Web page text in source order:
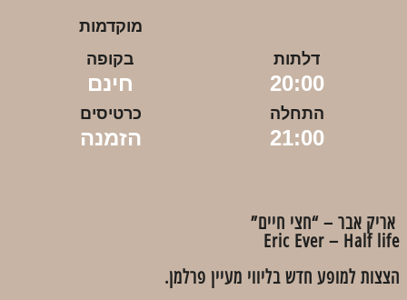
מוקדמות
דלתות
20:00
בקופה
חינם
התחלה
21:00
כרטיסים
הזמנה
אריק אבר – “חצי חיים”
Eric Ever – Half life
הצצות למופע חדש בליווי מעיין פרלמן.